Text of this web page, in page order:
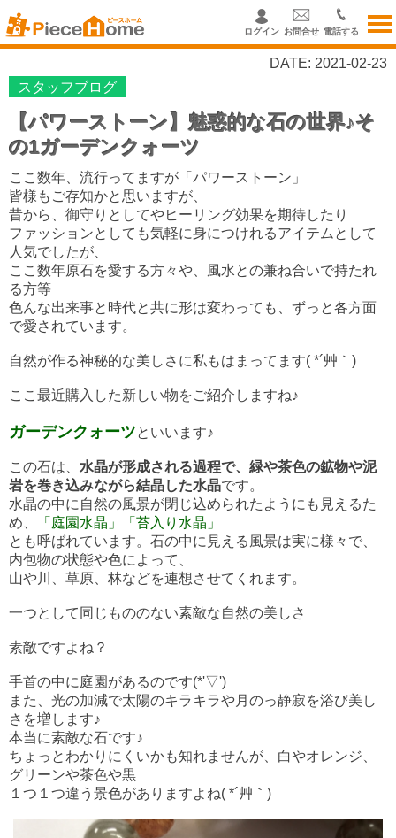
ログイン お問合せ 電話する
DATE: 2021-02-23
スタッフブログ
【パワーストーン】魅惑的な石の世界♪そ
の1ガーデンクォーツ
ここ数年、流行ってますが「パワーストーン」
皆様もご存知かと思いますが、
昔から、御守りとしてやヒーリング効果を期待したり
ファッションとしても気軽に身につけれるアイテムとして
人気でしたが、
ここ数年原石を愛する方々や、風水との兼ね合いで持たれ
る方等
色んな出来事と時代と共に形は変わっても、ずっと各方面
で愛されています。
自然が作る神秘的な美しさに私もはまってます( *´艸｀)
ここ最近購入した新しい物をご紹介しますね♪
ガーデンクォーツといいます♪
この石は、 水晶が形成される過程で、緑や茶色の鉱物や泥
岩を巻き込みながら結晶した水晶です。
水晶の中に自然の風景が閉じ込められたようにも見えるた
め、
「庭園水晶」「苔入り水晶」
とも呼ばれています。石の中に見える風景は実に様々で、
内包物の状態や色によって、
山や川、草原、林などを連想させてくれます。
一つとして同じもののない素敵な自然の美しさ
素敵ですよね？
手首の中に庭園があるのです(*'▽')
また、光の加減で太陽のキラキラや月のっ静寂を浴び美し
さを増します♪
本当に素敵な石です♪
ちょっとわかりにくいかも知れませんが、白やオレンジ、
グリーンや茶色や黒
１つ１つ違う景色がありますよね( *´艸｀)